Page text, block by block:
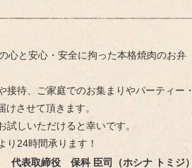
心と安心・安全に拘った本格焼肉のお弁
接待、ご家庭でのお集まりやパーティー・
させて頂きます。
しいただけると幸いです。
り24時間承ります！
代表取締役 保科 臣司（ホシナ トミジ）